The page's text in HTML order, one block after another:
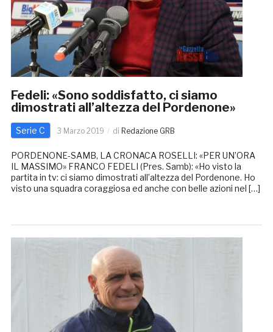
Fedeli: «Sono soddisfatto, ci siamo
dimostrati all’altezza del Pordenone»
Serie C 3 Marzo 2019 di Redazione GRB
PORDENONE-SAMB, LA CRONACA ROSELLI: «PER UN’ORA
IL MASSIMO» FRANCO FEDELI (Pres. Samb): «Ho visto la
partita in tv: ci siamo dimostrati all’altezza del Pordenone. Ho
visto una squadra coraggiosa ed anche con belle azioni nel […]